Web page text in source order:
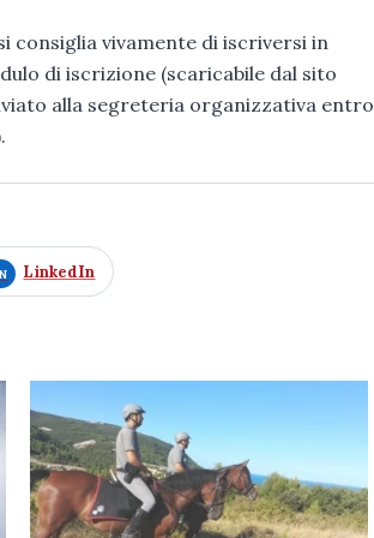
vivamente di iscriversi in
di iscrizione (scaricabile dal sito
alla segreteria organizzativa entro
LinkedIn